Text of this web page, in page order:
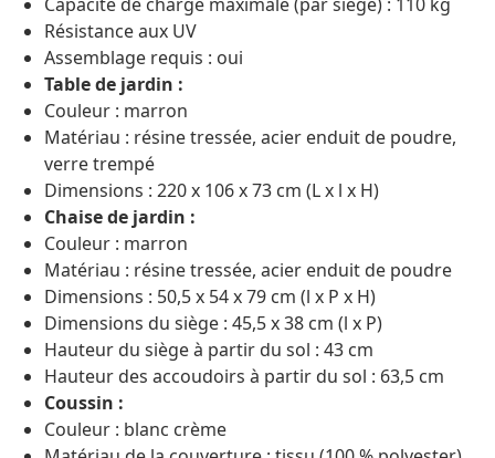
Résistance aux UV
Assemblage requis : oui
Table de jardin :
Couleur : marron
Matériau : résine tressée, acier enduit de poudre,
verre trempé
Dimensions : 220 x 106 x 73 cm (L x l x H)
Chaise de jardin :
Couleur : marron
Matériau : résine tressée, acier enduit de poudre
Dimensions : 50,5 x 54 x 79 cm (l x P x H)
Dimensions du siège : 45,5 x 38 cm (l x P)
Hauteur du siège à partir du sol : 43 cm
Hauteur des accoudoirs à partir du sol : 63,5 cm
Coussin :
Couleur : blanc crème